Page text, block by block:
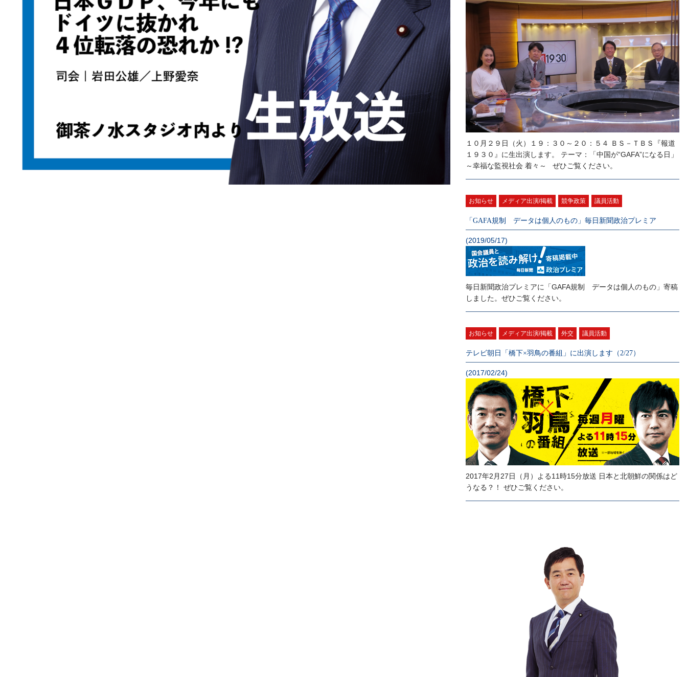
１０月２９日（火）１９：３０～２０：５４ ＢＳ－ＴＢＳ『報道
１９３０』に生出演します。 テーマ：「中国が“GAFA”になる日」
～幸福な監視社会 着々～ ぜひご覧ください。
お知らせ メディア出演/掲載 競争政策 議員活動
「GAFA規制 データは個人のもの」毎日新聞政治プレミア
(2019/05/17)
毎日新聞政治プレミアに「GAFA規制 データは個人のもの」寄稿
しました。ぜひご覧ください。
お知らせ メディア出演/掲載 外交 議員活動
テレビ朝日「橋下×羽鳥の番組」に出演します（2/27）
(2017/02/24)
2017年2月27日（月）よる11時15分放送 日本と北朝鮮の関係はど
うなる？！ ぜひご覧ください。